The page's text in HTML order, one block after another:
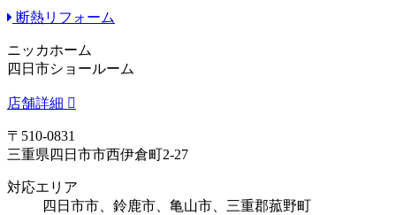
断熱リフォーム
ニッカホーム
四日市ショールーム
店舗詳細
〒510-0831
三重県四日市市西伊倉町2-27
対応エリア
四日市市、鈴鹿市、亀山市、三重郡菰野町